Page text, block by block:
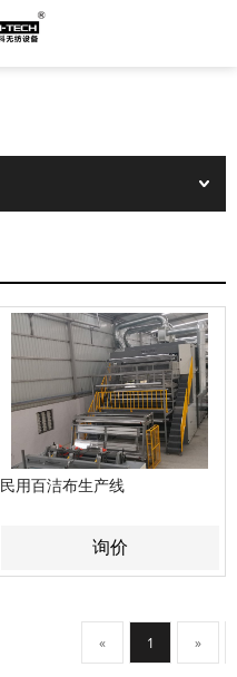
民用百洁布生产线
询价
« 1 »